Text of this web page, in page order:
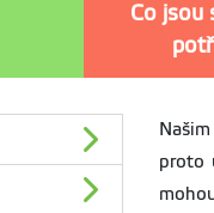
Co jsou
proto